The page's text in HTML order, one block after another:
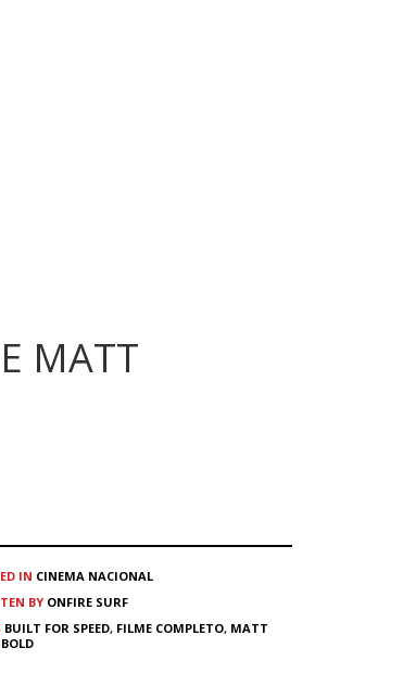
MATT
IN CINEMA NACIONAL
BY ONFIRE SURF
BUILT FOR SPEED, FILME COMPLETO, MATT